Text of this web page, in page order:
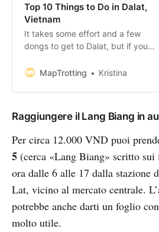
Top 10 Things to Do in Dalat,
Vietnam
It takes some effort and a few
dongs to get to Dalat, but if you
heat of Vietnam’s lowland coastline,
‘City of Eternal Spring,’ Dalat is a
locals and
MapTrotting Kristina
Raggiungere il Lang Biang in
Per circa 12.000 VND puoi
5 (cerca «Lang Biang» scritto
ora dalle 6 alle 17 dalla stazione
Lat, vicino al mercato centrale.
potrebbe anche darti un foglio
molto utile.